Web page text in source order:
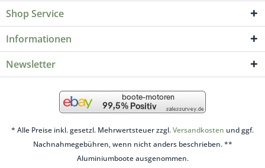
Shop Service
Informationen
Newsletter
* Alle Preise inkl. gesetzl. Mehrwertsteuer zzgl.Versandkosten und ggf.
Nachnahmegebühren, wenn nicht anders beschrieben. **
Aluminiumboote ausgenommen.